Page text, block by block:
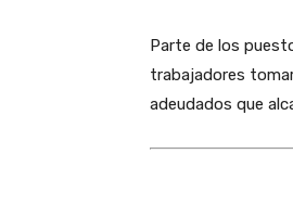
Parte de los
trabajadores
adeudados que